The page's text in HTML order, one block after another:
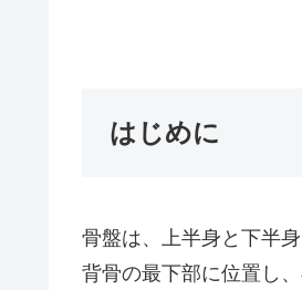
はじめに
骨盤は、上半身と下半
背骨の最下部に位置し